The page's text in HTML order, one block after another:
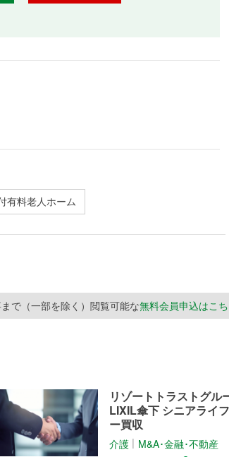
有料老人ホーム
で（一部を除く）閲覧可能な無料会員申込はこ
リゾートトラストグル
LIXIL傘下 シニアライ
ー買収
介護 │ M&A･金融･不動産